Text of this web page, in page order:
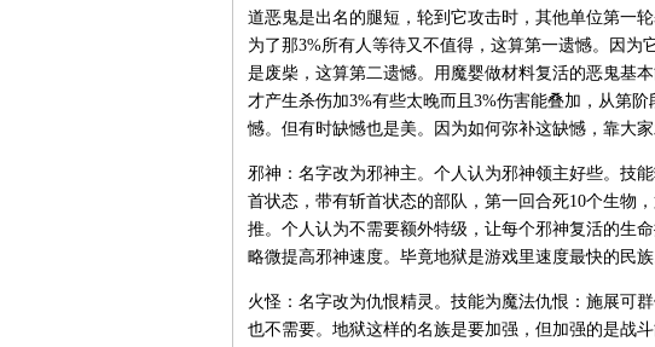
道恶鬼是出名的腿短，轮到它攻击时，其他单位第一
为了那3%所有人等待又不值得，这算第一遗憾。因为
是废柴，这算第二遗憾。用魔婴做材料复活的恶鬼基
才产生杀伤加3%有些太晚而且3%伤害能叠加，从第
憾。但有时缺憾也是美。因为如何弥补这缺憾，靠大家
邪神：名字改为邪神主。个人认为邪神领主好些。技
首状态，带有斩首状态的部队，第一回合死10个生物
推。个人认为不需要额外特级，让每个邪神复活的生
略微提高邪神速度。毕竟地狱是游戏里速度最快的民族
火怪：名字改为仇恨精灵。技能为魔法仇恨：施展可
也不需要。地狱这样的名族是要加强，但加强的是战